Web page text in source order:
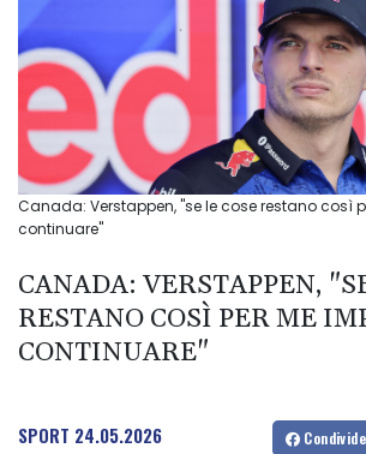
Canada: Verstappen, "se le cose restano così
continuare"
CANADA: VERSTAPPEN,
RESTANO COSÌ PER ME
CONTINUARE"
SPORT 24.05.2026